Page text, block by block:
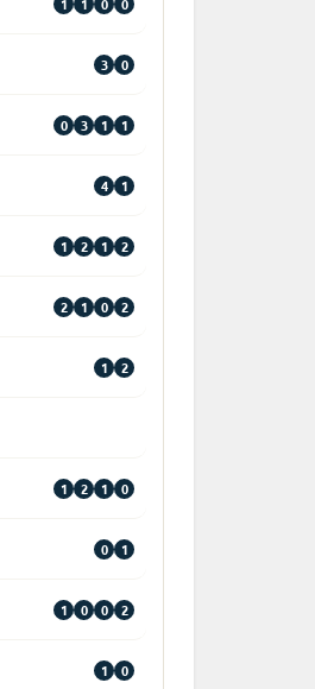
3 0
0 3 1 1
4 1
1 2 1 2
2 1 0 2
1 2
1 2 1 0
0 1
1 0 0 2
1 0